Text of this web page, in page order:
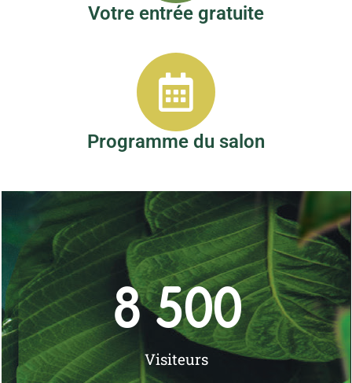
Votre entrée gratuite
Programme du salon
Visiteurs
8 500